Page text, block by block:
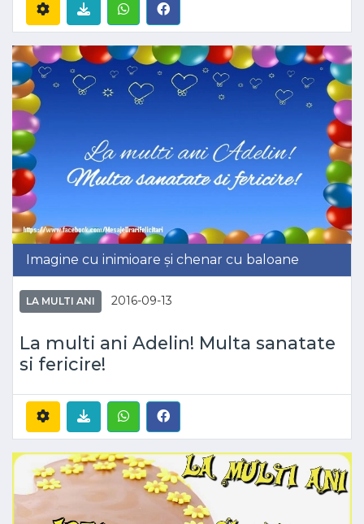
Imagine cu inimioare și chenar cu baloane
LA MULTI ANI 2016-09-13
La multi ani Adelin! Multa sanatate
si fericire!